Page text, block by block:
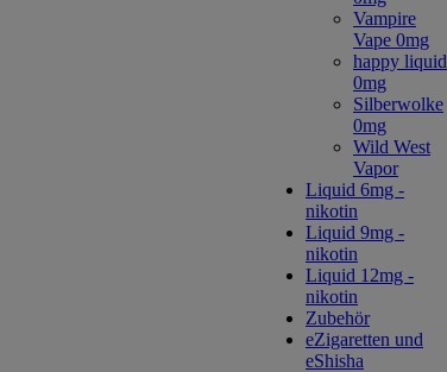
Vampire
Vape 0mg
happy liquid
0mg
Silberwolke
0mg
Wild West
Vapor
Liquid 6mg -
nikotin
Liquid 9mg -
nikotin
Liquid 12mg -
nikotin
Zubehör
eZigaretten und
eShisha